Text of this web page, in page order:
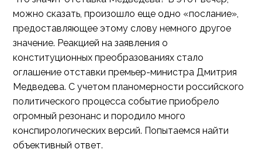
можно сказать, произошло еще одно «послание»,
предоставляющее этому слову немного другое
значение. Реакцией на заявления о
конституционных преобразованиях стало
оглашение отставки премьер-министра Дмитрия
Медведева. С учетом планомерности российского
политического процесса событие приобрело
огромный резонанс и породило много
конспирологических версий. Попытаемся найти
объективный ответ.